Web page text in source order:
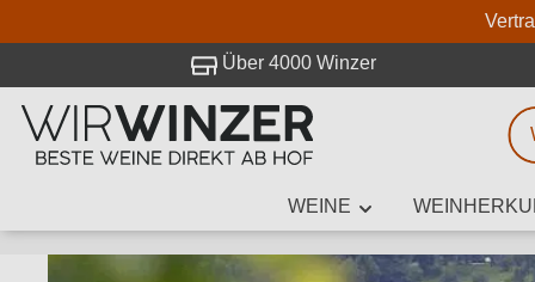
Über 4000 Winzer
WEINE Weinsuche
Mindestens 3
bei WirWinzer.